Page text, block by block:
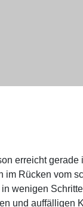
erreicht
im Rücken vom
wenigen
und auffälligen